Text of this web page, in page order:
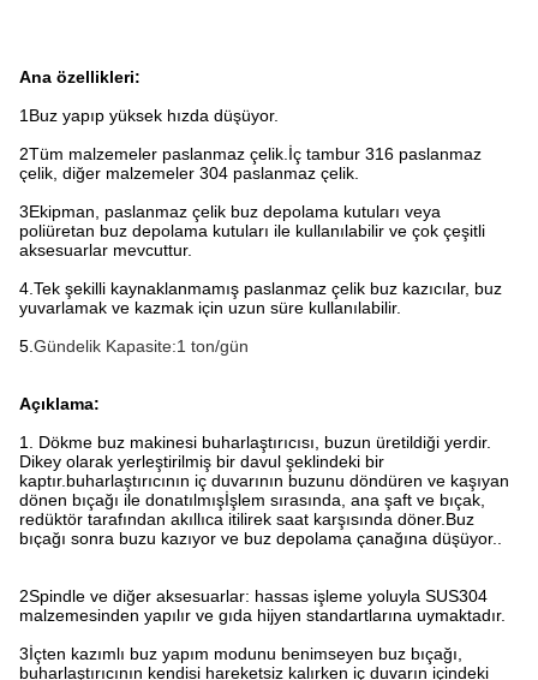
Ana özellikleri:
1Buz yapıp yüksek hızda düşüyor.
2Tüm malzemeler paslanmaz çelik. İç tambur 316 paslanmaz
çelik, diğer malzemeler 304 paslanmaz çelik.
3Ekipman, paslanmaz çelik buz depolama kutuları veya
poliüretan buz depolama kutuları ile kullanılabilir ve çok çeşitli
aksesuarlar mevcuttur.
4. Tek şekilli kaynaklanmamış paslanmaz çelik buz kazıcılar, buz
yuvarlamak ve kazmak için uzun süre kullanılabilir.
5. Gündelik Kapasite:1 ton/gün
Açıklama:
1. Dökme buz makinesi buharlaştırıcısı, buzun üretildiği yerdir.
Dikey olarak yerleştirilmiş bir davul şeklindeki bir
kaptır.buharlaştırıcının iç duvarının buzunu döndüren ve kaşıyan
dönen bıçağı ile donatılmışİşlem sırasında, ana şaft ve bıçak,
redüktör tarafından akıllıca itilirek saat karşısında döner.Buz
bıçağı sonra buzu kazıyor ve buz depolama çanağına düşüyor..
2Spindle ve diğer aksesuarlar: hassas işleme yoluyla SUS304
malzemesinden yapılır ve gıda hijyen standartlarına uymaktadır.
3İçten kazımlı buz yapım modunu benimseyen buz bıçağı,
buharlaştırıcının kendisi hareketsiz kalırken iç duvarın içindeki